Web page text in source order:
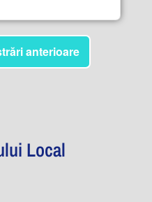
anterioare
Local